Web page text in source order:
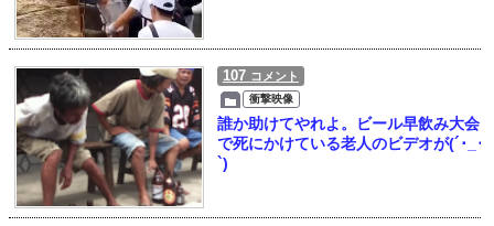
107 コメント
衝撃映像
誰か助けてやれよ。ビール早飲み大会
で死にかけている老人のビデオが(´･_･
`)